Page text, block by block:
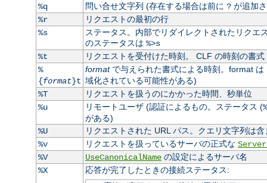
%q
問い合せ文字列 (存在する場合は前に ?が追加
%r
リクエストの最初の行
%s
ステータス。内部でリダイレクトされたリク
のステータスは %>s
%t
リクエストを受付けた時刻。 CLF の時刻の書
%
{format}t
formatで与えられた書式による時刻。format は
域化されている可能性がある)
%T
リクエストを扱うのにかかった時間、秒単位
%u
リモートユーザ (認証によるもの。ステータス (
がある)
%U
リクエストされた URL パス。クエリ文字列は含
%v
リクエストを扱っているサーバの正式な
%V
UseCanonicalNameの設定によるサーバ名
%X
応答が完了したときの接続ステータス: